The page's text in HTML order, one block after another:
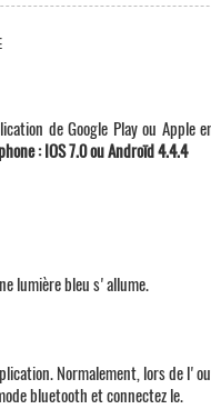
de Google Play ou Apple
: IOS 7.0 ou Androïd 4.4.4
lumière bleu s'allume.
Normalement, lors de
bluetooth et connectez le.